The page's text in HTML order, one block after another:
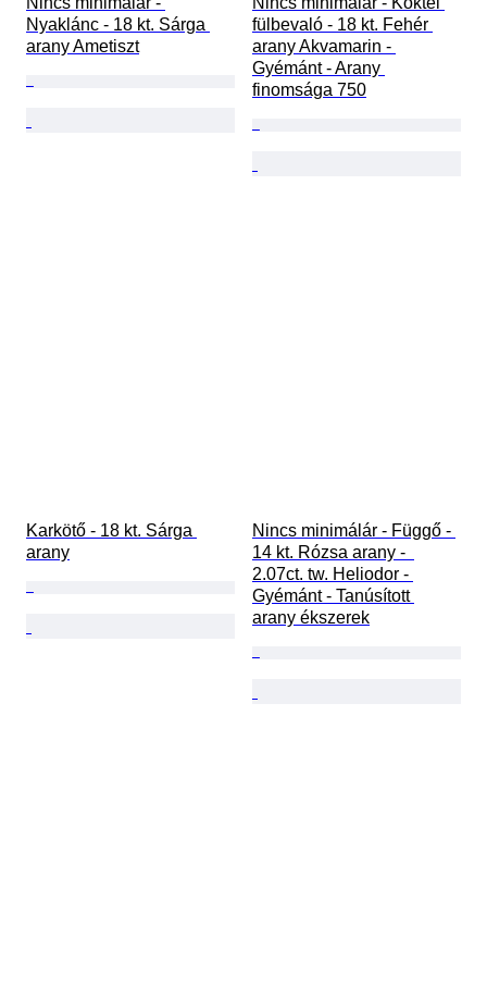
Nyaklánc - 18 kt. Sárga
arany Ametiszt
fülbevaló - 18 kt. Fehér
arany Akvamarin -
Gyémánt - Arany
finomsága 750
Karkötő - 18 kt. Sárga
arany
Nincs minimálár - Függő -
14 kt. Rózsa arany -
2.07ct. tw. Heliodor -
Gyémánt - Tanúsított
arany ékszerek